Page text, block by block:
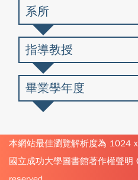
系所
指導教授
畢業學年度
本網站最佳瀏覽解析度為 1024
國立成功大學圖書館著作權聲